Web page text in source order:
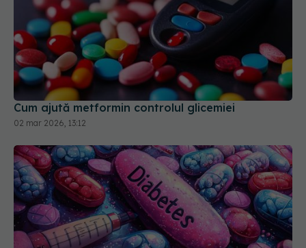
Cum ajută metformin controlul glicemiei
02 mar 2026, 13:12